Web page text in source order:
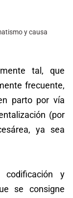
y causa
tal, que
frecuente,
parto por vía
(por
ya sea
y
se consigne